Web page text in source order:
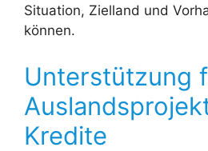
Situation, Zielland und
können.
Unterstützung
Kredite